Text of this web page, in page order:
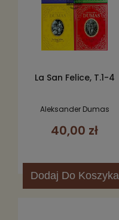
La San Felice, T.1-4
Aleksander Dumas
40,00 zł
Dodaj Do Koszyka